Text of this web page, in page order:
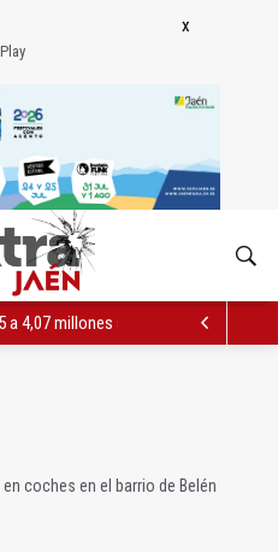
a 4,07 millones su inversión social en
coches en el barrio de Belén